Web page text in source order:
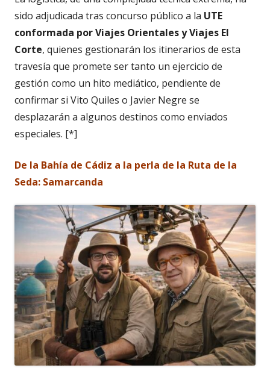
sido adjudicada tras concurso público a la UTE
conformada por Viajes Orientales y Viajes El
Corte, quienes gestionarán los itinerarios de esta
travesía que promete ser tanto un ejercicio de
gestión como un hito mediático, pendiente de
confirmar si Vito Quiles o Javier Negre se
desplazarán a algunos destinos como enviados
especiales. [*]
De la Bahía de Cádiz a la perla de la Ruta de la
Seda: Samarcanda